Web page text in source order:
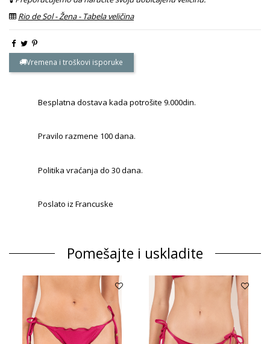
Rio de Sol - Žena - Tabela veličina
Vremena i troškovi isporuke
Besplatna dostava kada potrošite 9.000din.
Pravilo razmene 100 dana.
Politika vraćanja do 30 dana.
Poslato iz Francuske
Pomešajte i uskladite